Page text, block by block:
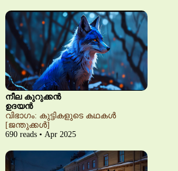
നീല കുറുക്കൻ
ഉദയൻ
വിഭാഗം: കുട്ടികളുടെ കഥകൾ
[ജന്തുക്കൾ]
690 reads • Apr 2025